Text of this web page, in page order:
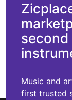
second
Music and
first trusted